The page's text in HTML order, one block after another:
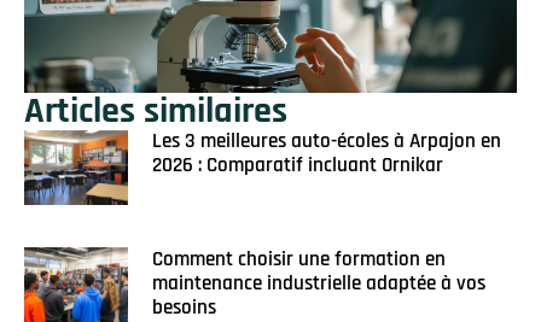
Articles similaires
Les 3 meilleures auto-écoles à Arpajon en
2026 : Comparatif incluant Ornikar
Comment choisir une formation en
maintenance industrielle adaptée à vos
besoins